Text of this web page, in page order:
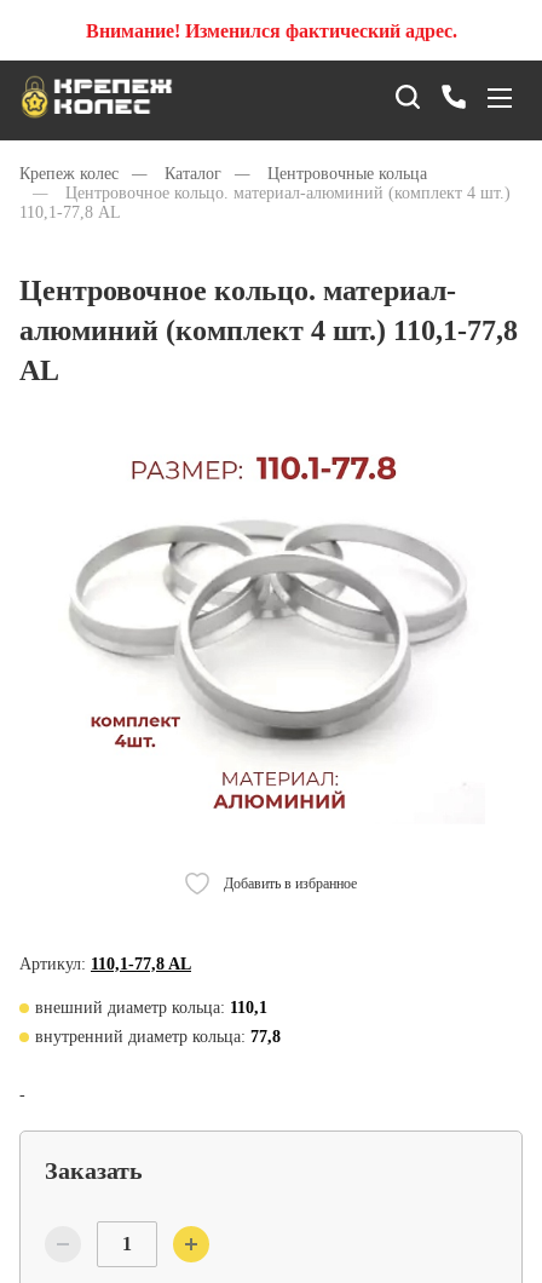
Внимание! Изменился фактический адрес.
Крепеж колес — Каталог —
Центровочные кольца
—
Центровочное кольцо. материал-алюминий (комплект 4 шт.)
110,1-77,8 AL
Центровочное кольцо. материал-
алюминий (комплект 4 шт.) 110,1-77,8
AL
Добавить в избранное
Артикул: 110,1-77,8 AL
внешний диаметр кольца: 110,1
внутренний диаметр кольца: 77,8
-
Заказать